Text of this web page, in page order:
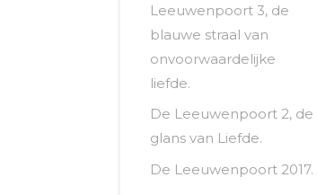
Leeuwenpoort 3, de
blauwe straal van
onvoorwaardelijke
liefde.
De Leeuwenpoort 2, de
glans van Liefde.
De Leeuwenpoort 2017.